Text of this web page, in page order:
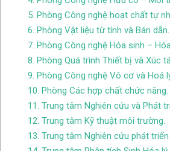
5. Phòng Công nghệ hoạt chất tự
6. Phòng Vật liệu từ tính và Bán dẫn.
7. Phòng Công nghệ Hóa sinh –
8. Phòng Quá trình Thiết bị và Xúc
9. Phòng Công nghệ Vô cơ và Hoá
10. Phòng Các hợp chất chức năng.
11. Trung tâm Nghiên cứu và Phát
12. Trung tâm Kỹ thuật môi trường.
13. Trung tâm Nghiên cứu phát